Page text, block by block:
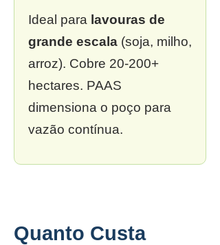
Ideal para lavouras de
grande escala (soja, milho,
arroz). Cobre 20-200+
hectares. PAAS
dimensiona o poço para
vazão contínua.
Quanto Custa